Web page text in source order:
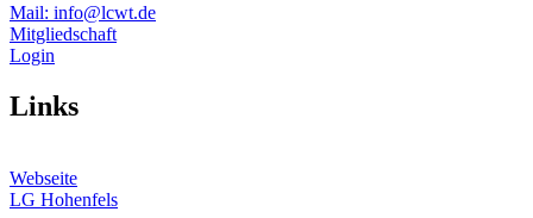
Mail: info@lcwt.de
Mitgliedschaft
Login
Links
Webseite
LG Hohenfels